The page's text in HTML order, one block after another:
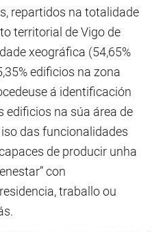
repartidos na totalidade
territorial de Vigo de
xeográfica (54,65%
edificios na zona
á identificación
edificios na súa área de
das funcionalidades
de producir unha
con
traballo ou